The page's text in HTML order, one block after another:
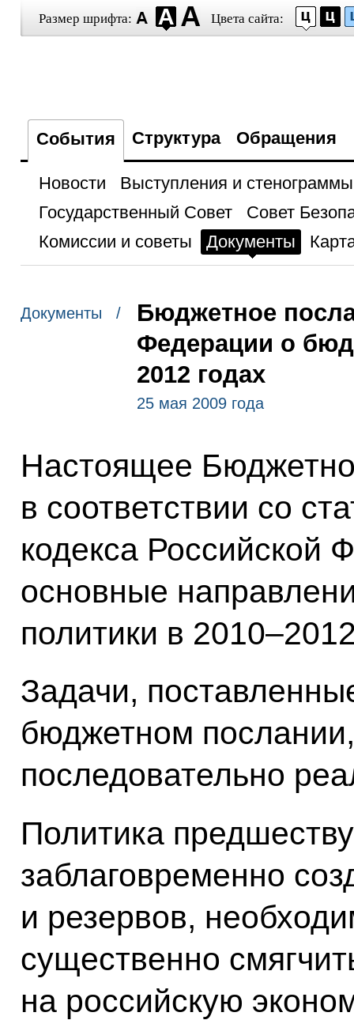
Размер шрифта: Цвета сайта:
События Структура Обращения
Новости
Выступления и стенограммы
Государственный Совет
Совет
Комиссии и советы
Документы
Документы /
Бюджетное
Федерации о
2012 годах
25 мая 2009 года
Настоящее
в соответствии со
кодекса Российской
основные
политики в
Задачи,
бюджетном
последовательно
Политика
заблаговременно
и резервов,
существенно
на российскую